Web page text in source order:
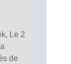
Le 2
de